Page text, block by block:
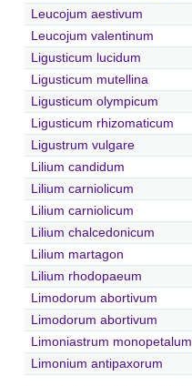
Leucojum aestivum
Leucojum valentinum
Ligusticum lucidum
Ligusticum mutellina
Ligusticum olympicum
Ligusticum rhizomaticum
Ligustrum vulgare
Lilium candidum
Lilium carniolicum
Lilium carniolicum
Lilium chalcedonicum
Lilium martagon
Lilium rhodopaeum
Limodorum abortivum
Limodorum abortivum
Limoniastrum monopetalum
Limonium antipaxorum